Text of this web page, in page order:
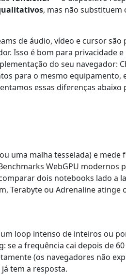
, mas não substituem
de áudio, vídeo e cursor são
Isso é bom para privacidade
do seu navegador:
para o mesmo equipamento,
essas diferenças abaixo
uma malha tesselada) e mede
WebGPU modernos
dois notebooks lado a
Terabyte ou Adrenaline atinge
loop intenso de inteiros ou
a frequência cai depois de
(os navegadores não
tem a resposta.